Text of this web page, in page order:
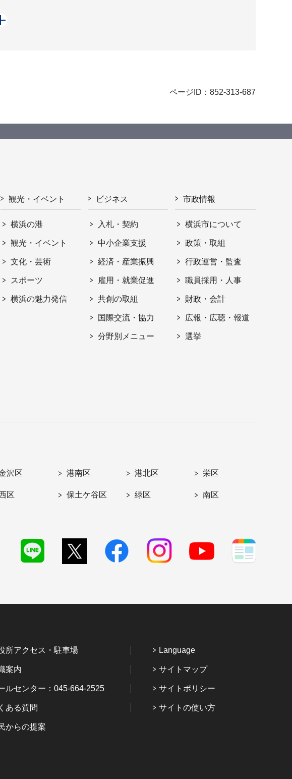
ページID：852-313-687
観光・イベント
横浜の港
観光・イベント
文化・芸術
スポーツ
横浜の魅力発信
ビジネス
入札・契約
中小企業支援
経済・産業振興
雇用・就業促進
共創の取組
国際交流・協力
分野別メニュー
市政情報
横浜市について
政策・取組
行政運営・監査
職員採用・人事
財政・会計
広報・広聴・報道
選挙
沢区 港南区 港北区 栄区
区 保土ケ谷区 緑区 南区
所アクセス・駐車場
案内
ルセンター：045-664-2525
ある質問
からの提案
Language
サイトマップ
サイトポリシー
サイトの使い方